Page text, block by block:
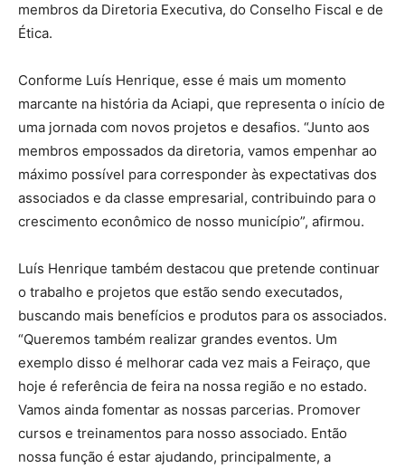
membros da Diretoria Executiva, do Conselho Fiscal e de
Ética.
Conforme Luís Henrique, esse é mais um momento
marcante na história da Aciapi, que representa o início de
uma jornada com novos projetos e desafios. “Junto aos
membros empossados da diretoria, vamos empenhar ao
máximo possível para corresponder às expectativas dos
associados e da classe empresarial, contribuindo para o
crescimento econômico de nosso município”, afirmou.
Luís Henrique também destacou que pretende continuar
o trabalho e projetos que estão sendo executados,
buscando mais benefícios e produtos para os associados.
“Queremos também realizar grandes eventos. Um
exemplo disso é melhorar cada vez mais a Feiraço, que
hoje é referência de feira na nossa região e no estado.
Vamos ainda fomentar as nossas parcerias. Promover
cursos e treinamentos para nosso associado. Então
nossa função é estar ajudando, principalmente, a